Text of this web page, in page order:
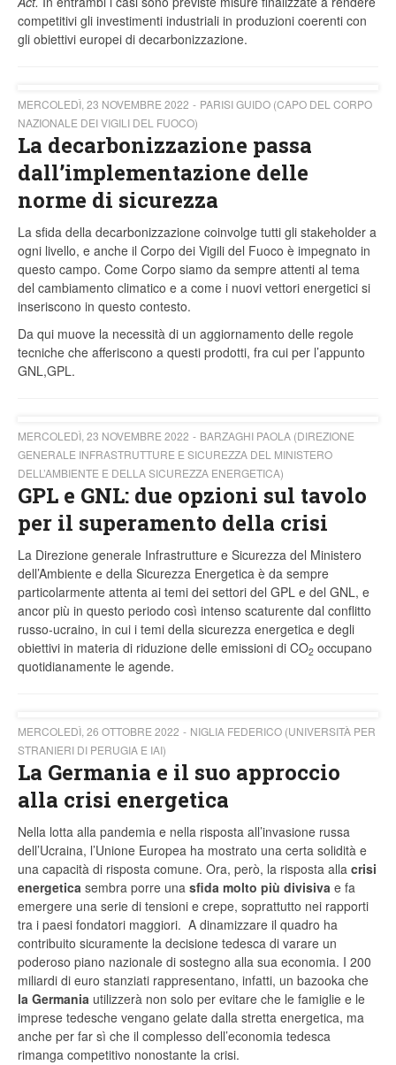
competitivi gli investimenti industriali in produzioni coerenti con
gli obiettivi europei di decarbonizzazione.
MERCOLEDÌ, 23 NOVEMBRE 2022
PARISI GUIDO (CAPO DEL CORPO
NAZIONALE DEI VIGILI DEL FUOCO)
La decarbonizzazione passa
dall’implementazione delle
norme di sicurezza
La sfida della decarbonizzazione coinvolge tutti gli stakeholder a
ogni livello, e anche il Corpo dei Vigili del Fuoco è impegnato in
questo campo. Come Corpo siamo da sempre attenti al tema
del cambiamento climatico e a come i nuovi vettori energetici si
inseriscono in questo contesto.
Da qui muove la necessità di un aggiornamento delle regole
tecniche che afferiscono a questi prodotti, fra cui per l’appunto
GNL,GPL.
MERCOLEDÌ, 23 NOVEMBRE 2022
BARZAGHI PAOLA (DIREZIONE
GENERALE INFRASTRUTTURE E SICUREZZA DEL MINISTERO
DELL’AMBIENTE E DELLA SICUREZZA ENERGETICA)
GPL e GNL: due opzioni sul tavolo
per il superamento della crisi
La Direzione generale Infrastrutture e Sicurezza del Ministero
dell’Ambiente e della Sicurezza Energetica è da sempre
particolarmente attenta ai temi dei settori del GPL e del GNL, e
ancor più in questo periodo così intenso scaturente dal conflitto
russo-ucraino, in cui i temi della sicurezza energetica e degli
obiettivi in materia di riduzione delle emissioni di CO2 occupano
quotidianamente le agende.
MERCOLEDÌ, 26 OTTOBRE 2022
NIGLIA FEDERICO (UNIVERSITÀ PER
STRANIERI DI PERUGIA E IAI)
La Germania e il suo approccio
alla crisi energetica
Nella lotta alla pandemia e nella risposta all’invasione russa
dell’Ucraina, l’Unione Europea ha mostrato una certa solidità e
una capacità di risposta comune. Ora, però, la risposta alla crisi
energetica sembra porre una sfida molto più divisiva e fa
emergere una serie di tensioni e crepe, soprattutto nei rapporti
tra i paesi fondatori maggiori. A dinamizzare il quadro ha
contribuito sicuramente la decisione tedesca di varare un
poderoso piano nazionale di sostegno alla sua economia. I 200
miliardi di euro stanziati rappresentano, infatti, un bazooka che
la Germania utilizzerà non solo per evitare che le famiglie e le
imprese tedesche vengano gelate dalla stretta energetica, ma
anche per far sì che il complesso dell’economia tedesca
rimanga competitivo nonostante la crisi.